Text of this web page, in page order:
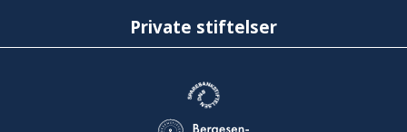
Private stiftelser